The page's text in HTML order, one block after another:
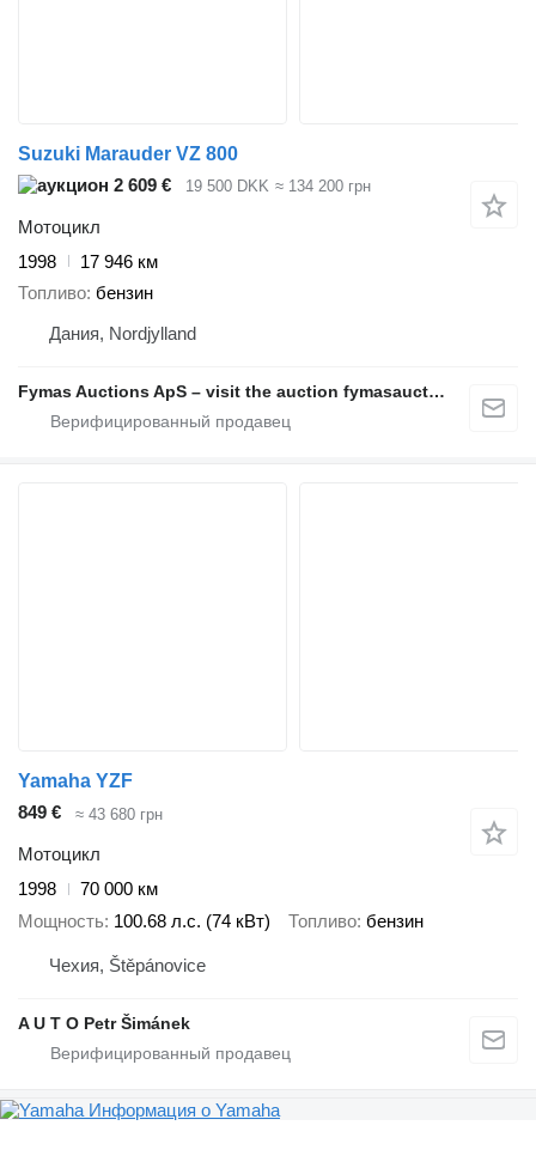
Suzuki Marauder VZ 800
2 609 €
19 500 DKK ≈ 134 200 грн
Мотоцикл
1998
17 946 км
Топливо бензин
Дания, Nordjylland
Fymas Auctions ApS – visit the auction fymasauctions.dk
Yamaha YZF
849 €
≈ 43 680 грн
Мотоцикл
1998
70 000 км
Мощность 100.68 л.с. (74 кВт) Топливо бензин
Чехия, Štěpánovice
A U T O Petr Šimánek
Информация о Yamaha